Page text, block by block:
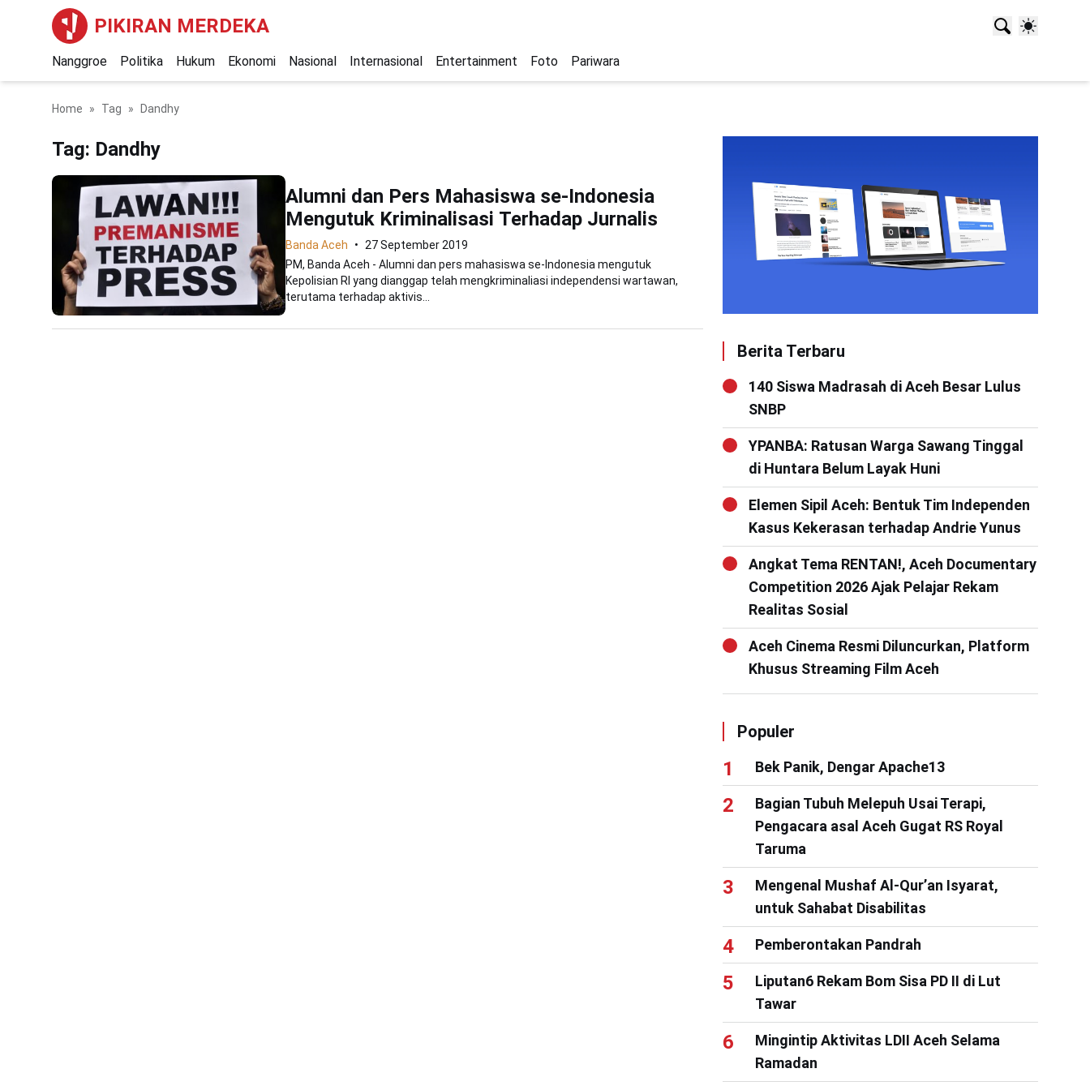
PIKIRAN MERDEKA
Nanggroe Politika Hukum Ekonomi Nasional Internasional Entertainment Foto Pariwara
Home Tag Dandhy
Tag: Dandhy
Alumni dan Pers Mahasiswa se-Indonesia
Mengutuk Kriminalisasi Terhadap Jurnalis
Banda Aceh
27 September 2019
PM, Banda Aceh - Alumni dan pers mahasiswa se-Indonesia mengutuk
Kepolisian RI yang dianggap telah mengkriminaliasi independensi wartawan,
terutama terhadap aktivis...
Berita Terbaru
140 Siswa Madrasah di Aceh Besar Lulus
SNBP
YPANBA: Ratusan Warga Sawang Tinggal
di Huntara Belum Layak Huni
Elemen Sipil Aceh: Bentuk Tim Independen
Kasus Kekerasan terhadap Andrie Yunus
Angkat Tema RENTAN!, Aceh Documentary
Competition 2026 Ajak Pelajar Rekam
Realitas Sosial
Aceh Cinema Resmi Diluncurkan, Platform
Khusus Streaming Film Aceh
Populer
Bek Panik, Dengar Apache13
Bagian Tubuh Melepuh Usai Terapi,
Pengacara asal Aceh Gugat RS Royal
Taruma
Mengenal Mushaf Al-Qur’an Isyarat,
untuk Sahabat Disabilitas
Pemberontakan Pandrah
Liputan6 Rekam Bom Sisa PD II di Lut
Tawar
Mingintip Aktivitas LDII Aceh Selama
Ramadan